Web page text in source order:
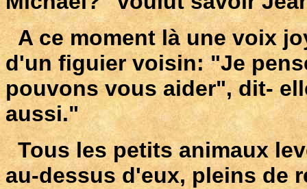
A ce moment là une voix
d'un figuier voisin: "Je
pouvons vous aider", dit-
aussi."
Tous les petits animaux
au-dessus d'eux, pleins de